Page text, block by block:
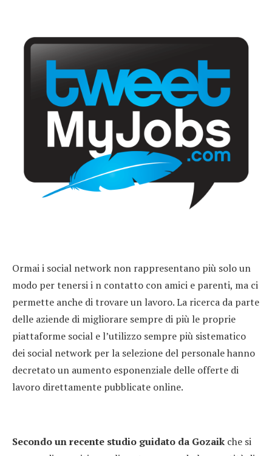
Ormai i social network non rappresentano più solo un
modo per tenersi i n contatto con amici e parenti, ma ci
permette anche di trovare un lavoro. La ricerca da parte
delle aziende di migliorare sempre di più le proprie
piattaforme social e l’utilizzo sempre più sistematico
dei social network per la selezione del personale hanno
decretato un aumento esponenziale delle offerte di
lavoro direttamente pubblicate online.
Secondo un recente studio guidato da Gozaik che si